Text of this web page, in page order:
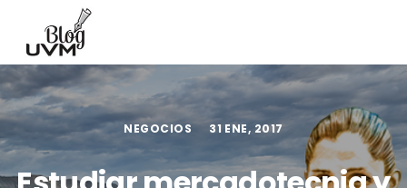
NEGOCIOS 31 ENE, 2017